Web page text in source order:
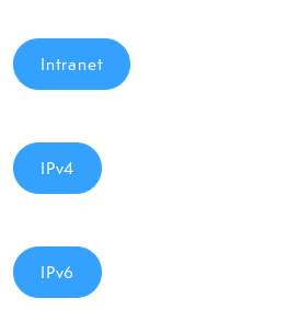
Intranet
IPv4
IPv6